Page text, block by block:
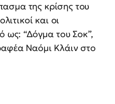
της κρίσης του
και οι
ως: “Δόγμα του Σοκ”,
Ναόμι Κλάιν στο